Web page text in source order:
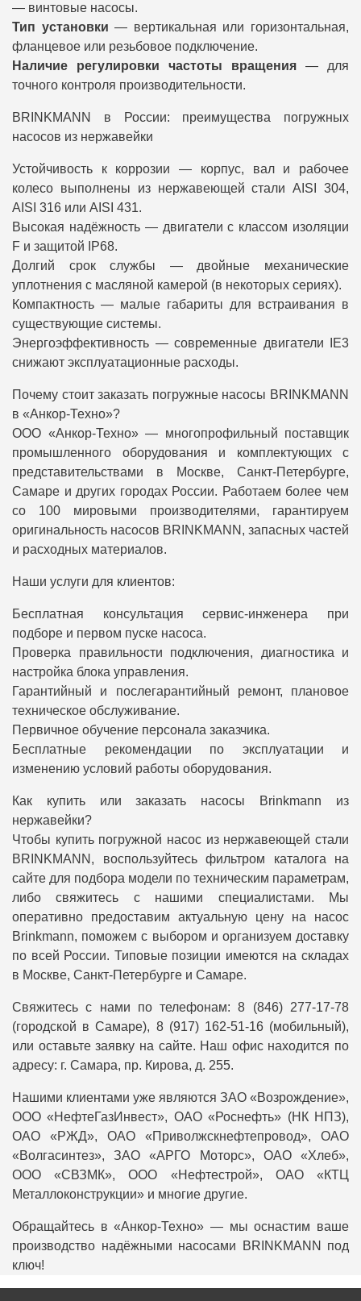
— винтовые насосы.
Тип установки — вертикальная или горизонтальная,
фланцевое или резьбовое подключение.
Наличие регулировки частоты вращения — для
точного контроля производительности.
BRINKMANN в России: преимущества погружных
насосов из нержавейки
Устойчивость к коррозии — корпус, вал и рабочее
колесо выполнены из нержавеющей стали AISI 304,
AISI 316 или AISI 431.
Высокая надёжность — двигатели с классом изоляции
F и защитой IP68.
Долгий срок службы — двойные механические
уплотнения с масляной камерой (в некоторых сериях).
Компактность — малые габариты для встраивания в
существующие системы.
Энергоэффективность — современные двигатели IE3
снижают эксплуатационные расходы.
Почему стоит заказать погружные насосы BRINKMANN
в «Анкор-Техно»?
ООО «Анкор-Техно» — многопрофильный поставщик
промышленного оборудования и комплектующих с
представительствами в Москве, Санкт-Петербурге,
Самаре и других городах России. Работаем более чем
со 100 мировыми производителями, гарантируем
оригинальность насосов BRINKMANN, запасных частей
и расходных материалов.
Наши услуги для клиентов:
Бесплатная консультация сервис-инженера при
подборе и первом пуске насоса.
Проверка правильности подключения, диагностика и
настройка блока управления.
Гарантийный и послегарантийный ремонт, плановое
техническое обслуживание.
Первичное обучение персонала заказчика.
Бесплатные рекомендации по эксплуатации и
изменению условий работы оборудования.
Как купить или заказать насосы Brinkmann из
нержавейки?
Чтобы купить погружной насос из нержавеющей стали
BRINKMANN, воспользуйтесь фильтром каталога на
сайте для подбора модели по техническим параметрам,
либо свяжитесь с нашими специалистами. Мы
оперативно предоставим актуальную цену на насос
Brinkmann, поможем с выбором и организуем доставку
по всей России. Типовые позиции имеются на складах
в Москве, Санкт-Петербурге и Самаре.
Свяжитесь с нами по телефонам: 8 (846) 277-17-78
(городской в Самаре), 8 (917) 162-51-16 (мобильный),
или оставьте заявку на сайте. Наш офис находится по
адресу: г. Самара, пр. Кирова, д. 255.
Нашими клиентами уже являются ЗАО «Возрождение»,
ООО «НефтеГазИнвест», ОАО «Роснефть» (НК НПЗ),
ОАО «РЖД», ОАО «Приволжскнефтепровод», ОАО
«Волгасинтез», ЗАО «АРГО Моторс», ОАО «Хлеб»,
ООО «СВЗМК», ООО «Нефтестрой», ОАО «КТЦ
Металлоконструкции» и многие другие.
Обращайтесь в «Анкор-Техно» — мы оснастим ваше
производство надёжными насосами BRINKMANN под
ключ!